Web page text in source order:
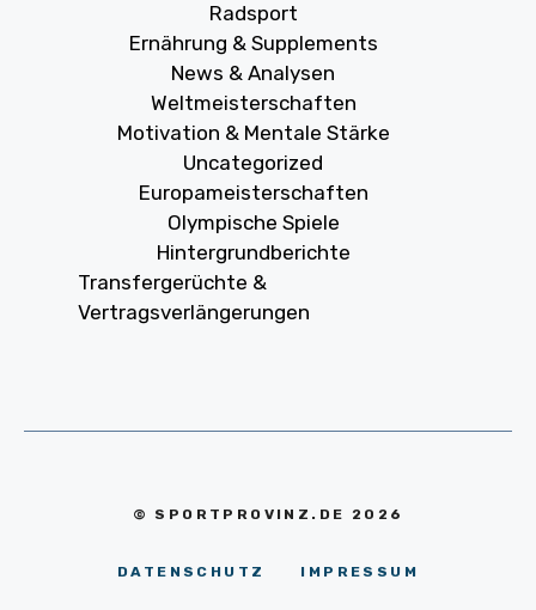
Radsport
Ernährung & Supplements
News & Analysen
Weltmeisterschaften
Motivation & Mentale Stärke
Uncategorized
Europameisterschaften
Olympische Spiele
Hintergrundberichte
Transfergerüchte &
Vertragsverlängerungen
© SPORTPROVINZ.DE 2026
DATENSCHUTZ IMPRESSUM